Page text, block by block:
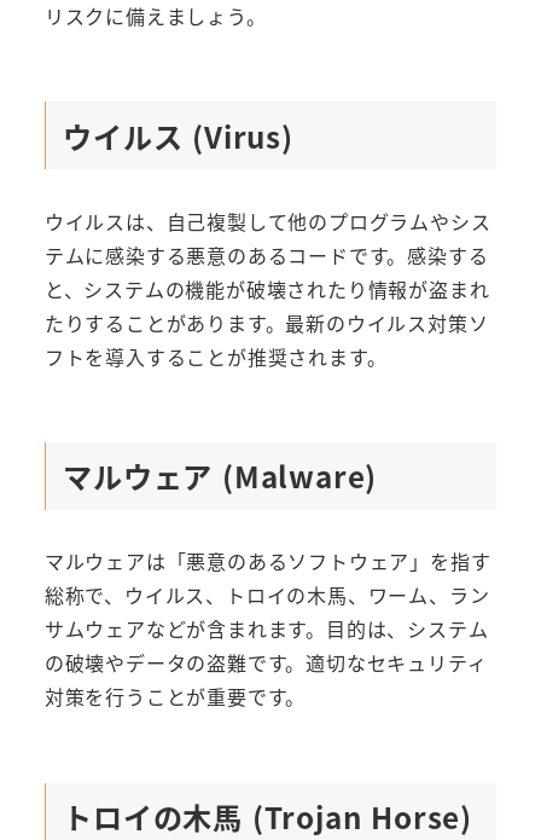
リスクに備えましょう。
ウイルス (Virus)
ウイルスは、自己複製して他のプログラムやシス
テムに感染する悪意のあるコードです。感染する
と、システムの機能が破壊されたり情報が盗まれ
たりすることがあります。最新のウイルス対策ソ
フトを導入することが推奨されます。
マルウェア (Malware)
マルウェアは「悪意のあるソフトウェア」を指す
総称で、ウイルス、トロイの木馬、ワーム、ラン
サムウェアなどが含まれます。目的は、システム
の破壊やデータの盗難です。適切なセキュリティ
対策を行うことが重要です。
トロイの木馬 (Trojan Horse)